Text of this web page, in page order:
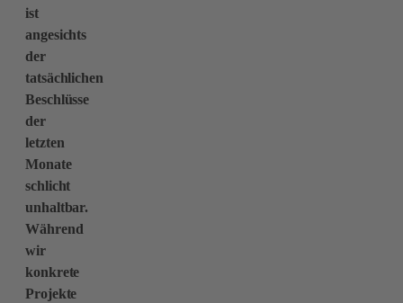
ist
angesichts
der
tatsächlichen
Beschlüsse
der
letzten
Monate
schlicht
unhaltbar.
Während
wir
konkrete
Projekte